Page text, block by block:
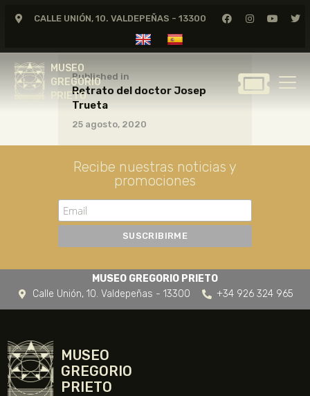
CALLE UNIÓN, 10. VALDEPEÑAS - 13300
MUSEO
GREGORIO
PRIETO
MUSEO
GREGORIO
GREGORIO PRIETO
CERTAMEN DE DIBUJO
FUNDACIÓN
TIENDA
NOTICIAS
Published in
Retrato del doctor Josep
Trueta
25 agosto, 2020
Recibe nuestras noticias y
promociones
MUSEO GREGORIO PRIETO
Calle Unión, 10. Valdepeñas - 13300
+34 926 324 965
MUSEO
GREGORIO
PRIETO